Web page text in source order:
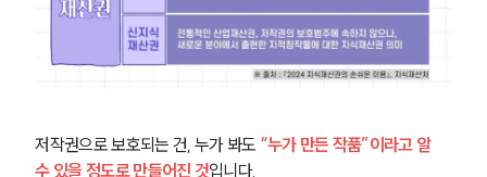
저작권으로 보호되는 건, 누가 봐도 “누가 만든 작품”이라고 알
수 있을 정도로 만들어진 것입니다.